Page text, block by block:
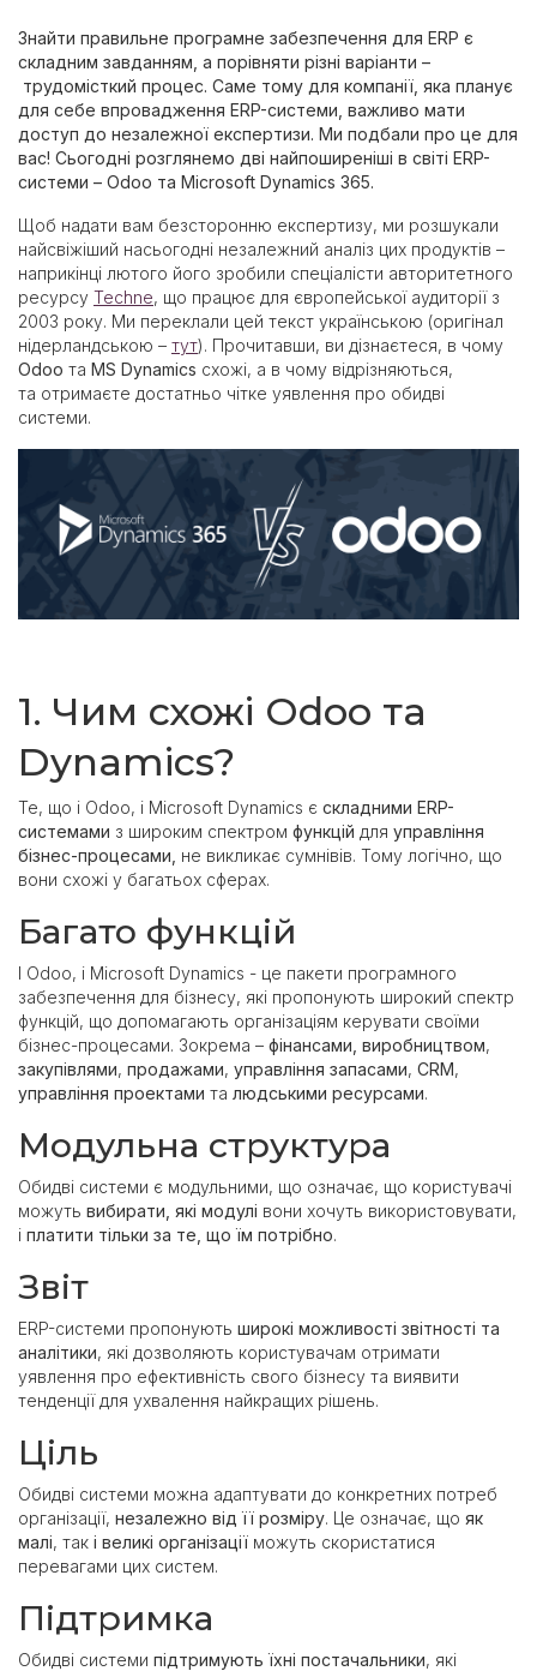
Знайти правильне програмне забезпечення для ERP є
складним завданням, а порівняти різні варіанти –
трудомісткий процес. Саме тому для компанії, яка планує
для себе впровадження ERP-системи, важливо мати
доступ до незалежної експертизи. Ми подбали про це для
вас! Сьогодні розглянемо дві найпоширеніші в світі ERP-
системи – Odoo та Microsoft Dynamics 365.
Щоб надати вам безсторонню експертизу, ми розшукали
найсвіжіший насьогодні незалежний аналіз цих продуктів –
наприкінці лютого його зробили спеціалісти авторитетного
ресурсу Techne, що працює для європейської аудиторії з
2003 року. Ми переклали цей текст українською (оригінал
нідерландською – тут). Прочитавши, ви дізнаєтеся, в чому
Odoo та MS Dynamics схожі, а в чому відрізняються,
та отримаєте достатньо чітке уявлення про обидві
системи.
1. Чим схожі Odoo та
Dynamics?
Те, що і Odoo, і Microsoft Dynamics є складними ERP-
системами з широким спектром функцій для управління
бізнес-процесами, не викликає сумнівів. Тому логічно, що
вони схожі у багатьох сферах.
Багато функцій
І Odoo, і Microsoft Dynamics - це пакети програмного
забезпечення для бізнесу, які пропонують широкий спектр
функцій, що допомагають організаціям керувати своїми
бізнес-процесами. Зокрема – фінансами, виробництвом,
закупівлями, продажами, управління запасами, CRM,
управління проектами та людськими ресурсами.
Модульна структура
Обидві системи є модульними, що означає, що користувачі
можуть вибирати, які модулі вони хочуть використовувати,
і платити тільки за те, що їм потрібно.
Звіт
ERP-системи пропонують широкі можливості звітності та
аналітики, які дозволяють користувачам отримати
уявлення про ефективність свого бізнесу та виявити
тенденції для ухвалення найкращих рішень.
Ціль
Обидві системи можна адаптувати до конкретних потреб
організації, незалежно від її розміру. Це означає, що як
малі, так і великі організації можуть скористатися
перевагами цих систем.
Підтримка
Обидві системи підтримують їхні постачальники, які